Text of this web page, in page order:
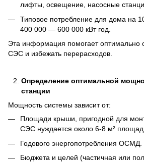
лифты, освещение, насосные
Типовое потребление для дома на
400 000 — 600 000 кВт год.
Эта информация помогает оптимально
СЭС и избежать перерасходов.
Определение оптимальной
станции
Мощность системы зависит от:
Площади крыши, пригодной для
СЭС нуждается около 6-8 м²
Годового энергопотребления ОСМД.
Бюджета и целей (частичная или